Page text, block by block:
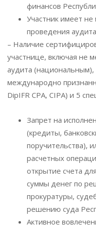
финансов
Участник имеет
проведения
– Наличие
участнице, включая не
аудита (национальным),
международно
DipIFR CPA, CIPA) и 5
Запрет на
(кредиты,
поручительства),
расчетных
открытие счета
суммы денег по
прокуратуры,
решению суда
Активное